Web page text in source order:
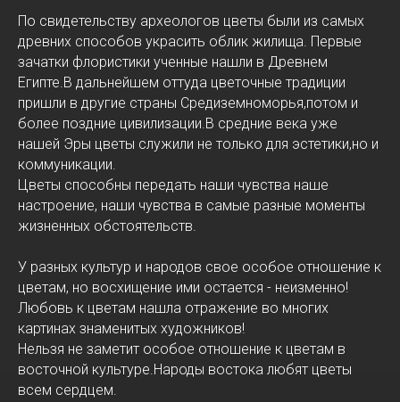
По свидетельству археологов цветы были из самых
древних способов украсить облик жилища. Первые
зачатки флористики ученные нашли в Древнем
Египте.В дальнейшем оттуда цветочные традиции
пришли в другие страны Средиземноморья,потом и
более поздние цивилизации.В средние века уже
нашей Эры цветы служили не только для эстетики,но и
коммуникации.
Цветы способны передать наши чувства наше
настроение, наши чувства в самые разные моменты
жизненных обстоятельств.
У разных культур и народов свое особое отношение к
цветам, но восхищение ими остается - неизменно!
Любовь к цветам нашла отражение во многих
картинах знаменитых художников!
Нельзя не заметит особое отношение к цветам в
восточной культуре.Народы востока любят цветы
всем сердцем.